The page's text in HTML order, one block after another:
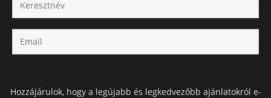
Hozzájárulok, hogy a legújabb és legkedvezőbb ajánlatokról e-